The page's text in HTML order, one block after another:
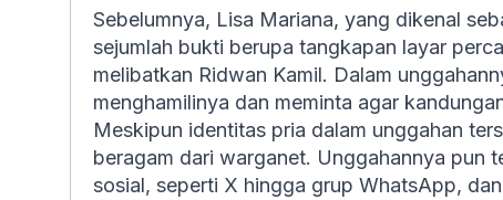
Sebelumnya, Lisa Mariana, yang dikenal
sejumlah bukti berupa tangkapan layar
melibatkan Ridwan Kamil. Dalam
menghamilinya dan meminta agar
Meskipun identitas pria dalam unggahan
beragam dari warganet. Unggahannya pun
sosial, seperti X hingga grup WhatsApp,